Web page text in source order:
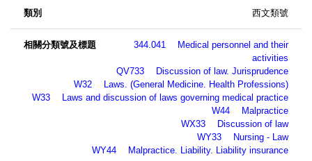
西文類號
344.041 Medical personnel and their
activities
QV733 Discussion of law. Jurisprudence
W32 Laws. (General Medicine. Health Professions)
W33 Laws and discussion of laws governing medical practice
W44 Malpractice
WX33 Discussion of law
WY33 Nursing - Law
WY44 Malpractice. Liability. Liability insurance